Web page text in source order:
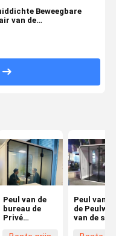
Beweegbare
van de
Peul van de
bureau de
Privé
Peul van
de
van de